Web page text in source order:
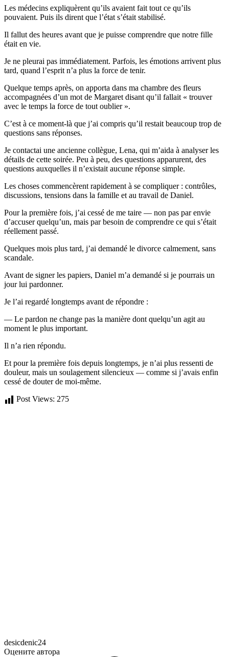
Les médecins expliquèrent qu’ils avaient fait tout ce qu’ils
pouvaient. Puis ils dirent que l’état s’était stabilisé.
Il fallut des heures avant que je puisse comprendre que notre fille
était en vie.
Je ne pleurai pas immédiatement. Parfois, les émotions arrivent plus
tard, quand l’esprit n’a plus la force de tenir.
Quelque temps après, on apporta dans ma chambre des fleurs
accompagnées d’un mot de Margaret disant qu’il fallait « trouver
avec le temps la force de tout oublier ».
C’est à ce moment-là que j’ai compris qu’il restait beaucoup trop de
questions sans réponses.
Je contactai une ancienne collègue, Lena, qui m’aida à analyser les
détails de cette soirée. Peu à peu, des questions apparurent, des
questions auxquelles il n’existait aucune réponse simple.
Les choses commencèrent rapidement à se compliquer : contrôles,
discussions, tensions dans la famille et au travail de Daniel.
Pour la première fois, j’ai cessé de me taire — non pas par envie
d’accuser quelqu’un, mais par besoin de comprendre ce qui s’était
réellement passé.
Quelques mois plus tard, j’ai demandé le divorce calmement, sans
scandale.
Avant de signer les papiers, Daniel m’a demandé si je pourrais un
jour lui pardonner.
Je l’ai regardé longtemps avant de répondre :
— Le pardon ne change pas la manière dont quelqu’un agit au
moment le plus important.
Il n’a rien répondu.
Et pour la première fois depuis longtemps, je n’ai plus ressenti de
douleur, mais un soulagement silencieux — comme si j’avais enfin
cessé de douter de moi-même.
Post Views: 275
desicdenic24
Оцените автора